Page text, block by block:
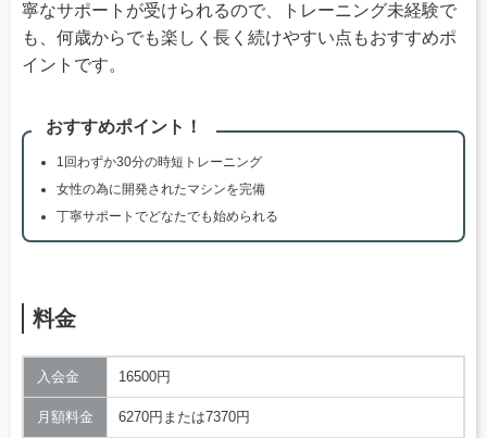
寧なサポートが受けられるので、トレーニング未経験で
も、何歳からでも楽しく長く続けやすい点もおすすめポ
イントです。
おすすめポイント！
1回わずか30分の時短トレーニング
女性の為に開発されたマシンを完備
丁寧サポートでどなたでも始められる
料金
入会金 16500円
月額料金 6270円または7370円